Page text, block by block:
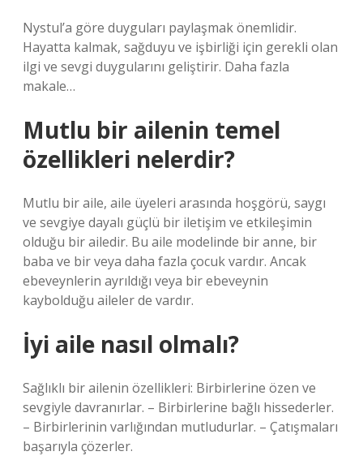
Nystul’a göre duyguları paylaşmak önemlidir.
Hayatta kalmak, sağduyu ve işbirliği için gerekli olan
ilgi ve sevgi duygularını geliştirir. Daha fazla
makale…
Mutlu bir ailenin temel
özellikleri nelerdir?
Mutlu bir aile, aile üyeleri arasında hoşgörü, saygı
ve sevgiye dayalı güçlü bir iletişim ve etkileşimin
olduğu bir ailedir. Bu aile modelinde bir anne, bir
baba ve bir veya daha fazla çocuk vardır. Ancak
ebeveynlerin ayrıldığı veya bir ebeveynin
kaybolduğu aileler de vardır.
İyi aile nasıl olmalı?
Sağlıklı bir ailenin özellikleri: Birbirlerine özen ve
sevgiyle davranırlar. – Birbirlerine bağlı hissederler.
– Birbirlerinin varlığından mutludurlar. – Çatışmaları
başarıyla çözerler.